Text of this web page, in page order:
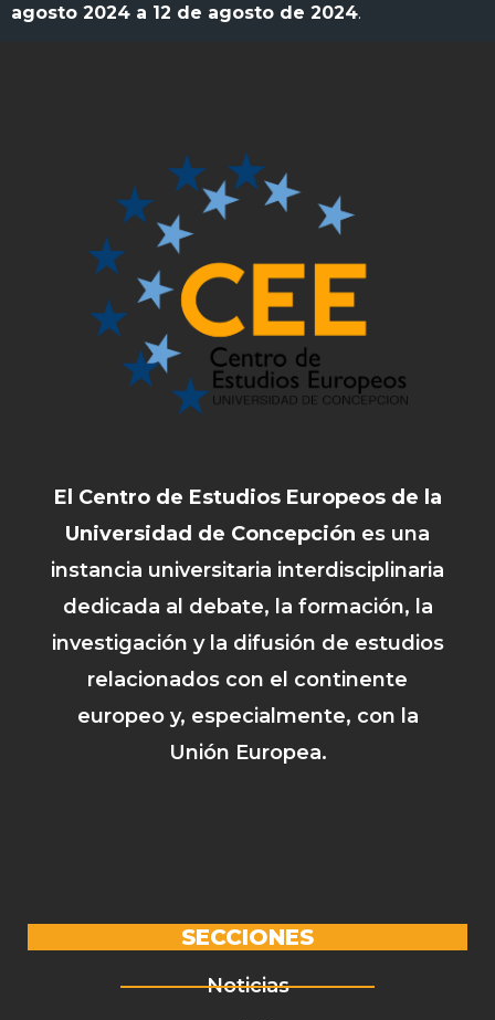
agosto 2024 a 12 de agosto de 2024.
El Centro de Estudios Europeos de la
Universidad de Concepción es una
instancia universitaria interdisciplinaria
dedicada al debate, la formación, la
investigación y la difusión de estudios
relacionados con el continente
europeo y, especialmente, con la
Unión Europea.
SECCIONES
Noticias